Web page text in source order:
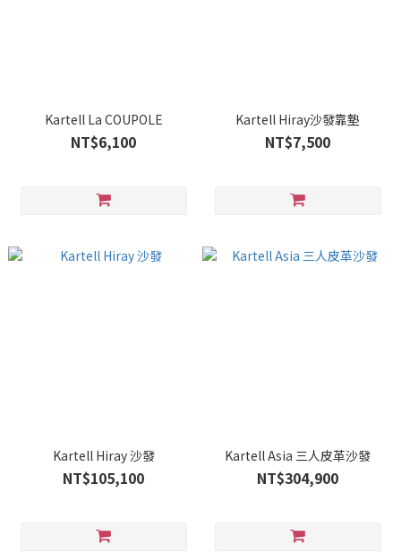
Kartell La COUPOLE
NT$6,100
Kartell Hiray沙發靠墊
NT$7,500
Kartell Hiray 沙發
NT$105,100
Kartell Asia 三人皮革沙發
NT$304,900